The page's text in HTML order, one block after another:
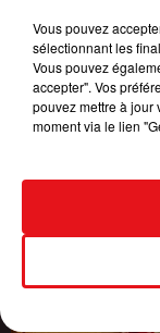
Vous pouvez
sélectionnant les
Vous pouvez
accepter". Vos
pouvez mettre à jour
moment via le lien